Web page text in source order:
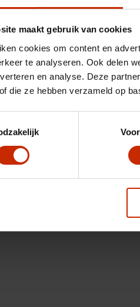
maakt gebruik van cookies
cookies om content en
te analyseren. Ook delen
en analyse. Deze
die ze hebben verzameld op